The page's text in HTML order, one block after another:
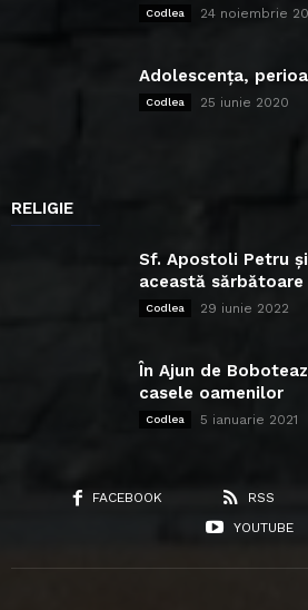
Codlea 24 noiembrie
Adolescența,
Codlea 25 iunie 2020
RELIGIE
Sf. Apostoli Petru
această
Codlea 29 iunie 2022
În Ajun de
casele oamenilor
Codlea 5 ianuarie 2021
FACEBOOK RSS
YOUTUBE